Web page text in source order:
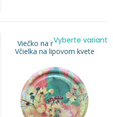
Viečko na med TO 82 -
Včielka na lipovom kvete
Vyberte variant